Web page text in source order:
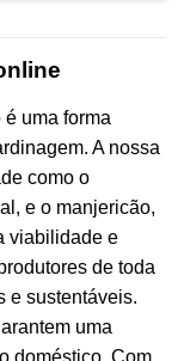
uma forma
A nossa
como o
e o manjericão,
viabilidade e
de toda
e sustentáveis.
uma
doméstico. Com